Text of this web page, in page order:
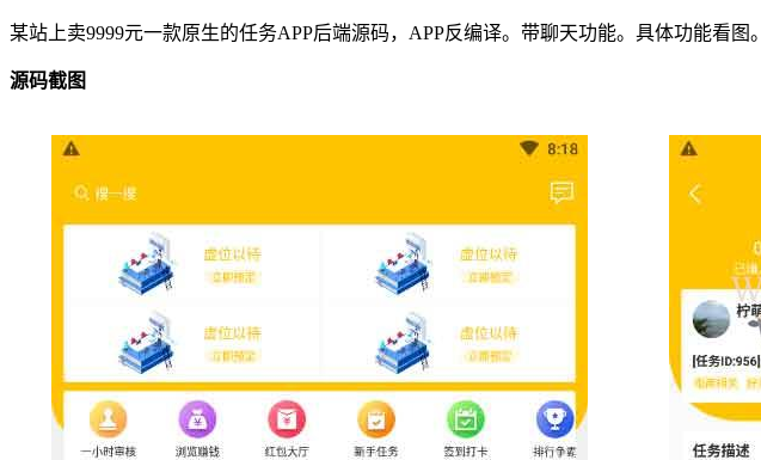
某站上卖9999元一款原生的任务APP后端源码，APP反编译。带聊天功能。具体功能看图。
源码截图